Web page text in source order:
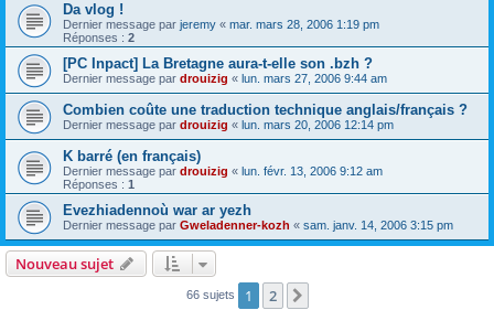
Da vlog !
Dernier message par jeremy « mar. mars 28, 2006 1:19 pm
Réponses : 2
[PC Inpact] La Bretagne aura-t-elle son .bzh ?
Dernier message par drouizig « lun. mars 27, 2006 9:44 am
Combien coûte une traduction technique anglais/français ?
Dernier message par drouizig « lun. mars 20, 2006 12:14 pm
K barré (en français)
Dernier message par drouizig « lun. févr. 13, 2006 9:12 am
Réponses : 1
Evezhiadennoù war ar yezh
Dernier message par Gweladenner-kozh « sam. janv. 14, 2006 3:15 pm
Nouveau sujet
66 sujets 1 2